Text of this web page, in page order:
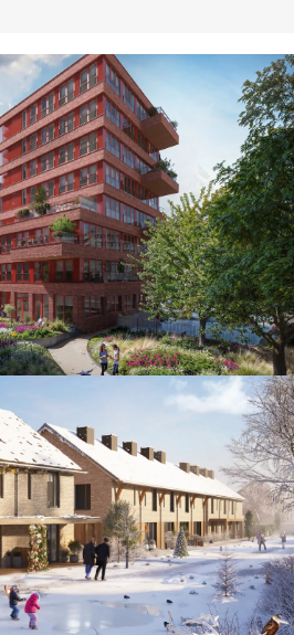
ontwikkeling
in de wijk